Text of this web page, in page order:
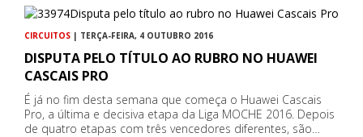
CIRCUITOS | TERÇA-FEIRA, 4 OUTUBRO 2016
DISPUTA PELO TÍTULO AO RUBRO NO HUAWEI
CASCAIS PRO
É já no fim desta semana que começa o Huawei Cascais
Pro, a última e decisiva etapa da Liga MOCHE 2016. Depois
de quatro etapas com três vencedores diferentes, são…